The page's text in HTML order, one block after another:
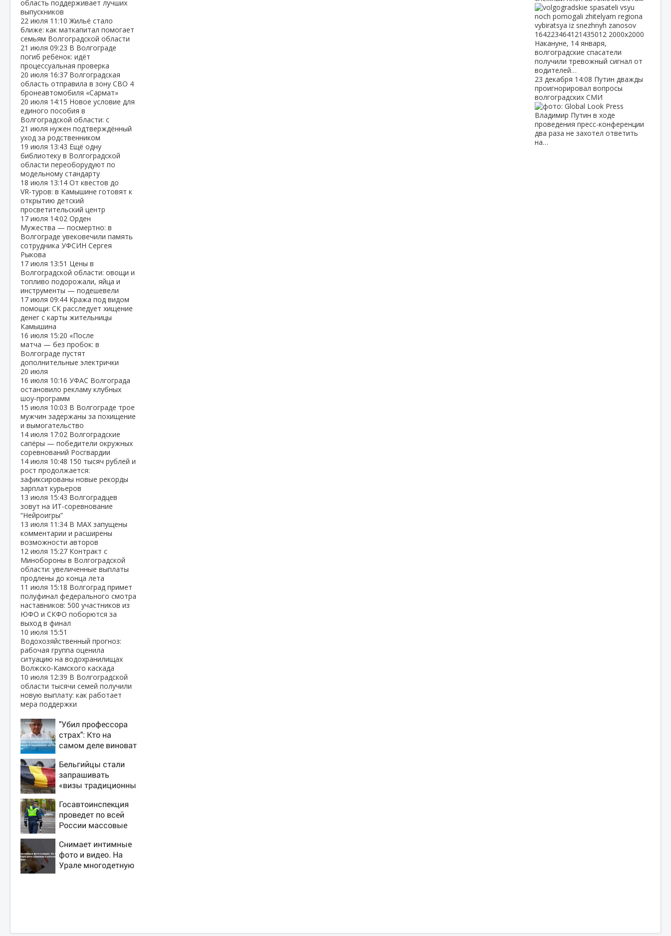
область поддерживает лучших
выпускников
22 июля 11:10Жильё стало
ближе: как маткапитал помогает
семьям Волгоградской области
21 июля 09:23 В Волгограде
погиб ребёнок: идёт
процессуальная проверка
20 июля 16:37 Волгоградская
область отправила в зону СВО 4
бронеавтомобиля «Сармат»
20 июля 14:15 Новое условие для
единого пособия в
Волгоградской области: с
21 июля нужен подтверждённый
уход за родственником
19 июля 13:43 Ещё одну
библиотеку в Волгоградской
области переоборудуют по
модельному стандарту
18 июля 13:14 От квестов до
VR‑туров: в Камышине готовят к
открытию детский
просветительский центр
17 июля 14:02 Орден
Мужества — посмертно: в
Волгограде увековечили память
сотрудника УФСИН Сергея
Рыкова
17 июля 13:51 Цены в
Волгоградской области: овощи и
топливо подорожали, яйца и
инструменты — подешевели
17 июля 09:44 Кража под видом
помощи: СК расследует хищение
денег с карты жительницы
Камышина
16 июля 15:20 «После
матча — без пробок: в
Волгограде пустят
дополнительные электрички
20 июля
16 июля 10:16 УФАС Волгограда
остановило рекламу клубных
шоу‑программ
15 июля 10:03 В Волгограде трое
мужчин задержаны за похищение
и вымогательство
14 июля 17:02 Волгоградские
сапёры — победители окружных
соревнований Росгвардии
14 июля 10:48 150 тысяч рублей и
рост продолжается:
зафиксированы новые рекорды
зарплат курьеров
13 июля 15:43 Волгоградцев
зовут на ИТ‑соревнование
“Нейроигры”
13 июля 11:34 В МАХ запущены
комментарии и расширены
возможности авторов
12 июля 15:27 Контракт с
Минобороны в Волгоградской
области: увеличенные выплаты
продлены до конца лета
11 июля 15:18 Волгоград примет
полуфинал федерального смотра
наставников: 500 участников из
ЮФО и СКФО поборются за
выход в финал
10 июля 15:51
Водохозяйственный прогноз:
рабочая группа оценила
ситуацию на водохранилищах
Волжско‑Камского каскада
10 июля 12:39 В Волгоградской
области тысячи семей получили
новую выплату: как работает
мера поддержки
"Убил профессора
страх": Кто на
самом деле виноват
Зезина,
остановившего
мальчишек на поле
Бельгийцы стали
запрашивать
«визы традиционных
посольстве РФ
Госавтоинспекция
проведет по всей
России массовые
Снимает интимные
фото и видео. На
Урале многодетную
Накануне, 14 января,
волгоградские спасатели
получили тревожный сигнал от
водителей…
23 декабря 14:08 Путин дважды
проигнорировал вопросы
волгоградских СМИ
Владимир Путин в ходе
проведения пресс-конференции
два раза не захотел ответить
на…